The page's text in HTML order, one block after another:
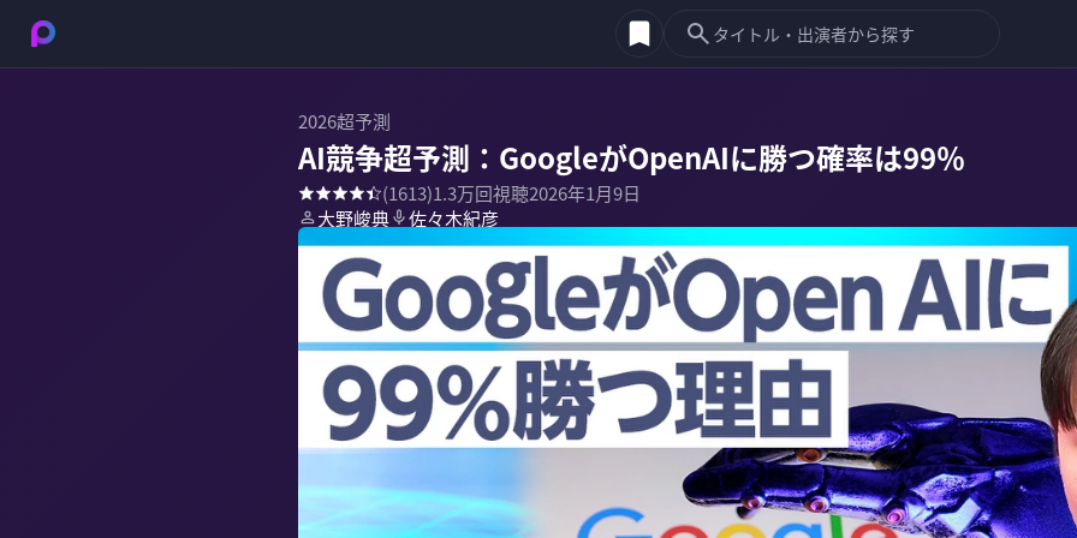
2026超予測
AI競争超予測：GoogleがOpenAIに勝つ確率は99％
(1613)1.3万回視聴2026年1月9日
大野峻典
佐々木紀彦